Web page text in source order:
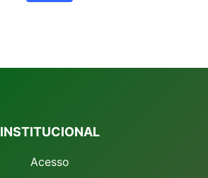
INSTITUCIONAL
Acesso